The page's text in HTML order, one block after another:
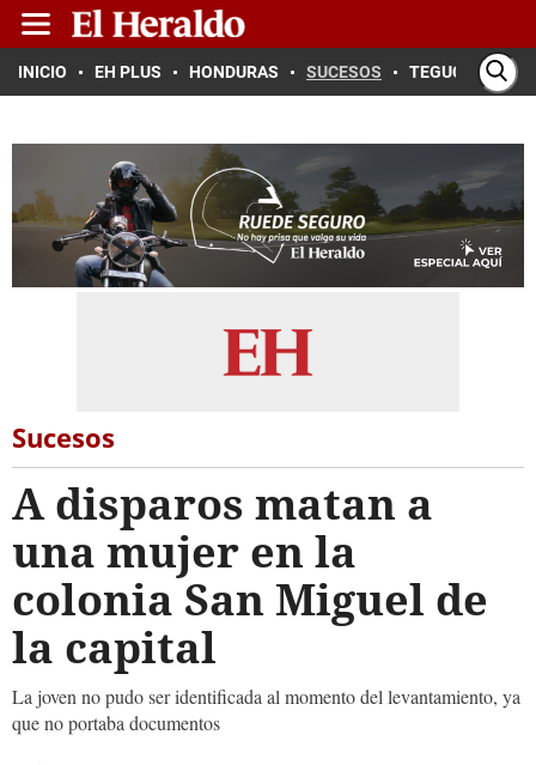
INICIO EH PLUS HONDURAS SUCESOS TEGUCIGALPA
Sucesos
A disparos matan a
una mujer en la
colonia San Miguel de
la capital
La joven no pudo ser identificada al momento del levantamiento, ya
que no portaba documentos